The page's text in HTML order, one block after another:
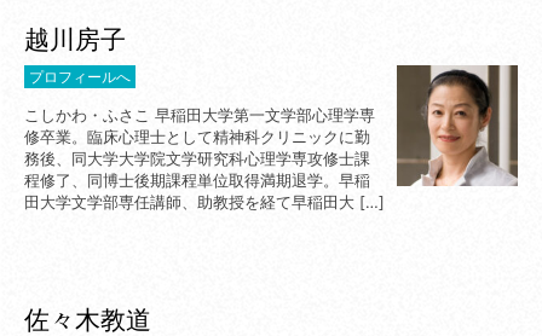
越川房子
こしかわ・ふさこ 早稲田大学第一文学部心理学専
修卒業。臨床心理士として精神科クリニックに勤
務後、同大学大学院文学研究科心理学専攻修士課
程修了、同博士後期課程単位取得満期退学。早稲
田大学文学部専任講師、助教授を経て早稲田大 […]
プロフィールへ
佐々木教道